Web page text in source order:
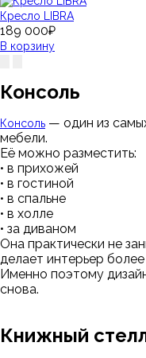
Кресло LIBRA
189 000₽
В корзину
Консоль
Консоль — один из
мебели.
Её можно разместить:
• в прихожей
• в гостиной
• в спальне
• в холле
• за диваном
Она практически не
делает интерьер
Именно поэтому
снова.
Книжный